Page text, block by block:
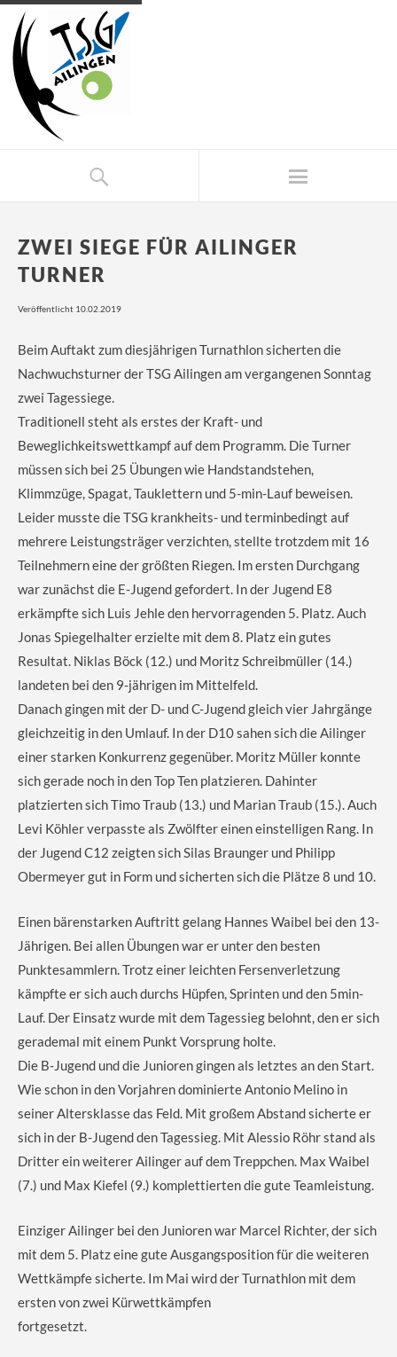
ZWEI SIEGE FÜR AILINGER
TURNER
Veröffentlicht 10.02.2019
Beim Auftakt zum diesjährigen Turnathlon sicherten die
Nachwuchsturner der TSG Ailingen am vergangenen Sonntag
zwei Tagessiege.
Traditionell steht als erstes der Kraft- und
Beweglichkeitswettkampf auf dem Programm. Die Turner
müssen sich bei 25 Übungen wie Handstandstehen,
Klimmzüge, Spagat, Tauklettern und 5-min-Lauf beweisen.
Leider musste die TSG krankheits- und terminbedingt auf
mehrere Leistungsträger verzichten, stellte trotzdem mit 16
Teilnehmern eine der größten Riegen. Im ersten Durchgang
war zunächst die E-Jugend gefordert. In der Jugend E8
erkämpfte sich Luis Jehle den hervorragenden 5. Platz. Auch
Jonas Spiegelhalter erzielte mit dem 8. Platz ein gutes
Resultat. Niklas Böck (12.) und Moritz Schreibmüller (14.)
landeten bei den 9-jährigen im Mittelfeld.
Danach gingen mit der D- und C-Jugend gleich vier Jahrgänge
gleichzeitig in den Umlauf. In der D10 sahen sich die Ailinger
einer starken Konkurrenz gegenüber. Moritz Müller konnte
sich gerade noch in den Top Ten platzieren. Dahinter
platzierten sich Timo Traub (13.) und Marian Traub (15.). Auch
Levi Köhler verpasste als Zwölfter einen einstelligen Rang. In
der Jugend C12 zeigten sich Silas Braunger und Philipp
Obermeyer gut in Form und sicherten sich die Plätze 8 und 10.
Einen bärenstarken Auftritt gelang Hannes Waibel bei den 13-
Jährigen. Bei allen Übungen war er unter den besten
Punktesammlern. Trotz einer leichten Fersenverletzung
kämpfte er sich auch durchs Hüpfen, Sprinten und den 5min-
Lauf. Der Einsatz wurde mit dem Tagessieg belohnt, den er sich
gerademal mit einem Punkt Vorsprung holte.
Die B-Jugend und die Junioren gingen als letztes an den Start.
Wie schon in den Vorjahren dominierte Antonio Melino in
seiner Altersklasse das Feld. Mit großem Abstand sicherte er
sich in der B-Jugend den Tagessieg. Mit Alessio Röhr stand als
Dritter ein weiterer Ailinger auf dem Treppchen. Max Waibel
(7.) und Max Kiefel (9.) komplettierten die gute Teamleistung.
Einziger Ailinger bei den Junioren war Marcel Richter, der sich
mit dem 5. Platz eine gute Ausgangsposition für die weiteren
Wettkämpfe sicherte. Im Mai wird der Turnathlon mit dem
ersten von zwei Kürwettkämpfen
fortgesetzt.